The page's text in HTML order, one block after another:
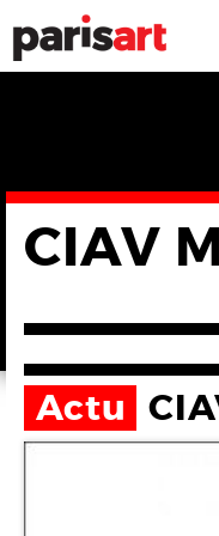
CIAV
Actu